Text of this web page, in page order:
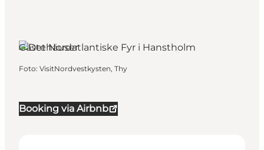
Reiseplanung
Booking via Airbnb
Gästehäuser
Foto: VisitNordvestkysten, Thy